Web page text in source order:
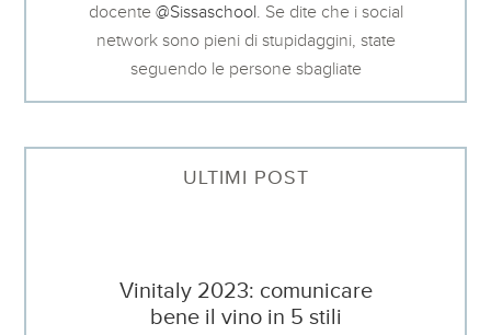
docente @Sissaschool. Se dite che i social
network sono pieni di stupidaggini, state
seguendo le persone sbagliate
ULTIMI POST
Vinitaly 2023: comunicare
bene il vino in 5 stili